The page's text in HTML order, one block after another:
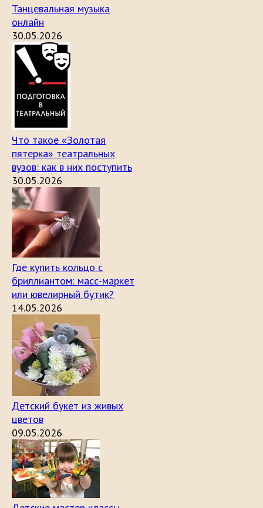
Танцевальная музыка
онлайн
30.05.2026
Что такое «Золотая
пятерка» театральных
вузов: как в них поступить
30.05.2026
Где купить кольцо с
бриллиантом: масс-маркет
или ювелирный бутик?
14.05.2026
Детский букет из живых
цветов
09.05.2026